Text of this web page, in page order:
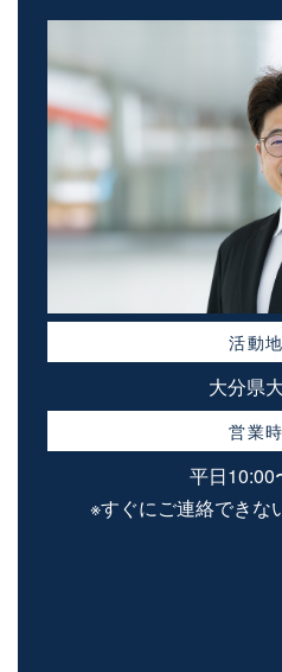
活動
大分県
営業
平日10:00
※すぐにご連絡できな